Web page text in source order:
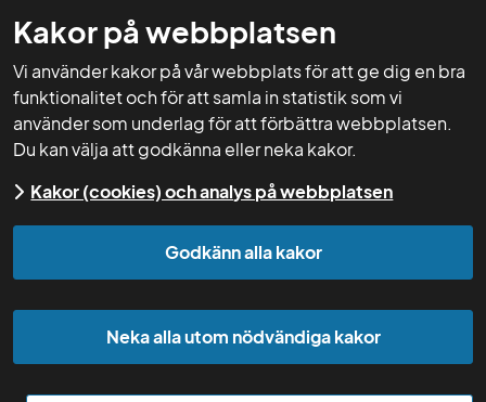
Kakor på webbplatsen
Vi använder kakor på vår webbplats för att ge dig en bra
funktionalitet och för att samla in statistik som vi
använder som underlag för att förbättra webbplatsen.
Du kan välja att godkänna eller neka kakor.
Kakor (cookies) och analys på webbplatsen
Godkänn alla kakor
Neka alla utom nödvändiga kakor
GNW-adm
Start Kurser Kursdokumentation
Arkiv
beräkningsverktyg
Klimatkollen,
beräkningsverktyg